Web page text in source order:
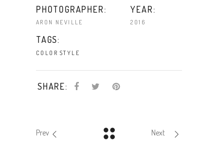
PHOTOGRAPHER:
ARON NEVILLE
YEAR:
2016
TAGS:
COLOR STYLE
SHARE:
Prev Next